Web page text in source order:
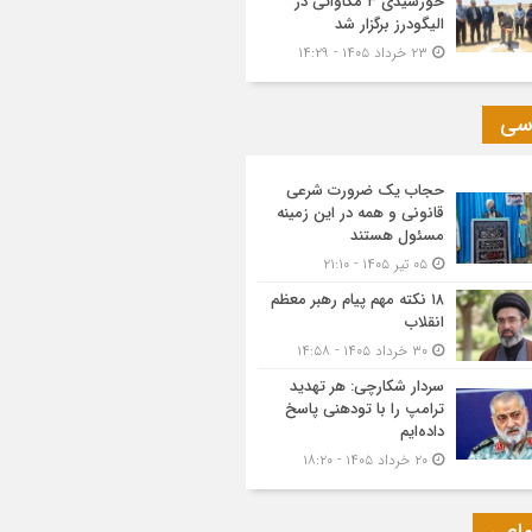
الیگودرز برگزار شد
حجاب یک ضرورت شرعی
قانونی و همه در این زمینه
مسئول هستند
۱۸ نکته مهم پیام رهبر معظم
انقلاب
سردار شکارچی: هر تهدید
ترامپ را با تودهنی پاسخ
داده‌ایم